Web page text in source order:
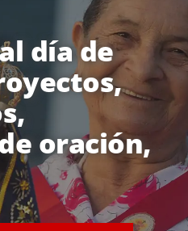
día de
oración,